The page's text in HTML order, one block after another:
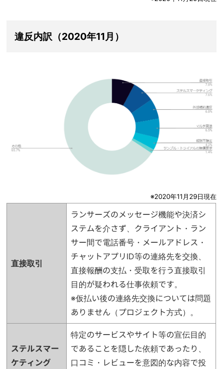
違反内訳（2020年11月）
※2020年11月29日現在
直接取引
ランサーズのメッセージ機能や決済シ
ステムを介さず、クライアント・ラン
サー間で電話番号・メールアドレス・
チャットアプリID等の連絡先を交換、
直接報酬の支払・受取を行う直接取引
目的が疑われる仕事依頼です。
※仮払い後の連絡先交換については問題
ありません（プロジェクト方式）。
ステルスマー
ケティング
特定のサービスやサイト等の宣伝目的
であることを隠した依頼であったり、
口コミ・レビューを意図的な内容で投